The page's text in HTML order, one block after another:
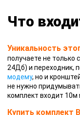
Что
Уникальность
получаете не
24Дб) и переходник,
модему, но и
не нужно
комплект входит 10м
Купить комплект